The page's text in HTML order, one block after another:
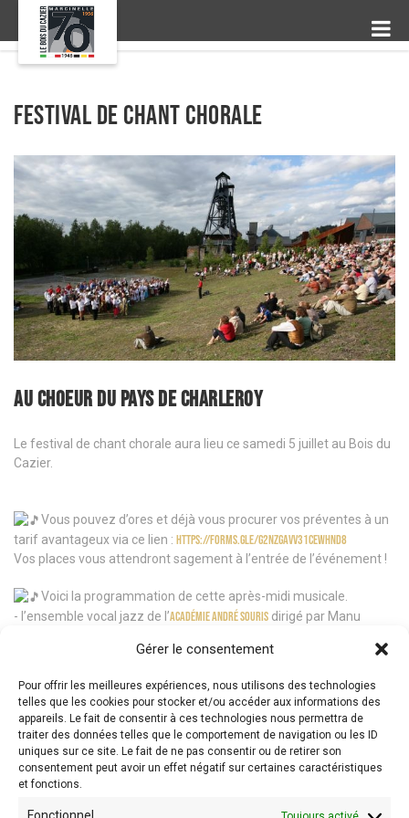
Gérer le consentement
Pour offrir les meilleures expériences, nous utilisons des technologies
telles que les cookies pour stocker et/ou accéder aux informations des
appareils. Le fait de consentir à ces technologies nous permettra de
traiter des données telles que le comportement de navigation ou les ID
uniques sur ce site. Le fait de ne pas consentir ou de retirer son
consentement peut avoir un effet négatif sur certaines caractéristiques
et fonctions.
Festival de chant chorale
Au choeur du Pays de Charleroy
Le festival de chant chorale aura lieu ce samedi 5 juillet au Bois du
Cazier.
Vous pouvez d’ores et déjà vous procurer vos préventes à un
tarif avantageux via ce lien : https://forms.gle/G2NZGavv31CeWHND8
Vos places vous attendront sagement à l’entrée de l’événement !
Voici la programmation de cette après-midi musicale.
- l’ensemble vocal jazz de l’Académie André Souris dirigé par Manu
- LA VILLANELLE, dirigée par Stephanie Guilmin
- La Pastourelle de Charleroi , dirigée par Éric Deprez,
- Chœurs à cœurs, dirigée par Marie Paule Nemeghaire,
- Lucante, dirigée par Catherine Felten,
- Crescendo, dirigée par Gianni Fontana
- L’ensemble vocal Imagine, dirigé par Stephanie Guilmin
- L’After, dirigé par Reynald Sac.